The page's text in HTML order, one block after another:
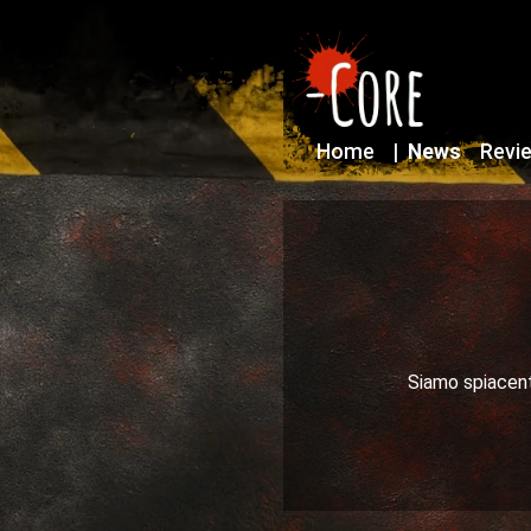
Home News
Siamo